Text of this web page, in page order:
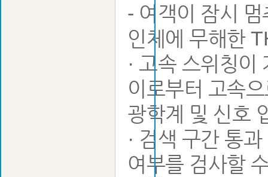
- 여객이 잠시
인체에 무해한
· 고속 스위칭
이로부터 고속
광학계 및 신호
· 검색 구간 통
여부를 검사할